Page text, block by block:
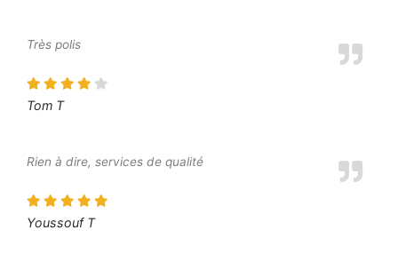
Très polis
Tom T
Rien à dire, services de qualité
Youssouf T